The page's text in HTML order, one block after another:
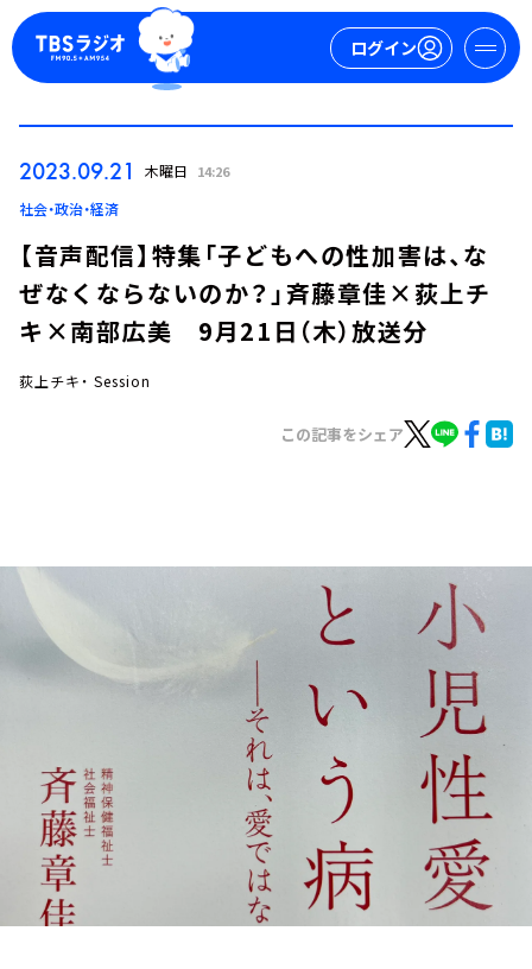
ログイン
イベント・グッズ
会社情報
2023.09.21 木曜日 14:26
社会・政治・経済
【音声配信】特集「子どもへの性加害は、な
ぜなくならないのか？」斉藤章佳×荻上チ
キ×南部広美 9月21日（木）放送分
荻上チキ・ Session
この記事をシェア